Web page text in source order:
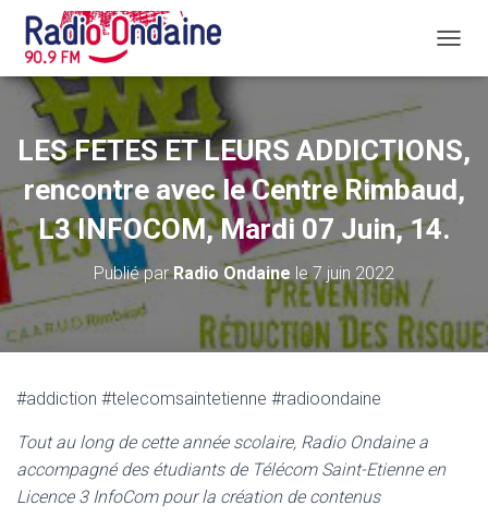
É
I
E
R
L
N
G
A
LES FETES ET LEURS ADDICTIONS,
rencontre avec le Centre Rimbaud,
L3 INFOCOM, Mardi 07 Juin, 14.
Publié parRadio Ondaine le7 juin 2022
#addiction #telecomsaintetienne #radioondaine
Tout au long de cette année scolaire, Radio Ondaine a
accompagné des étudiants de Télécom Saint-Etienne en
Licence 3 InfoCom pour la création de contenus